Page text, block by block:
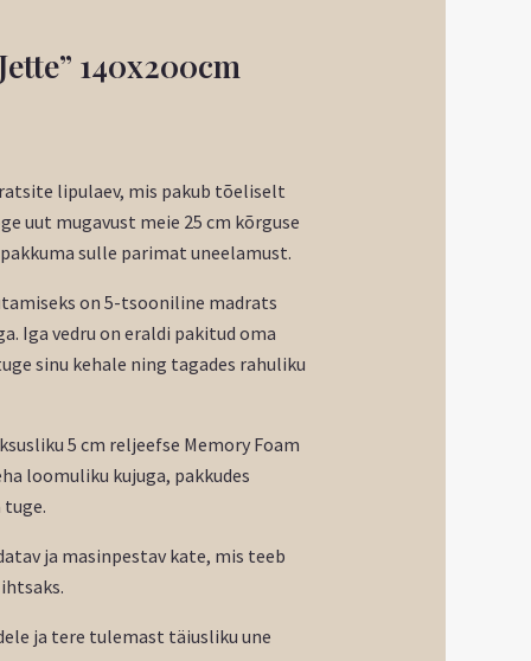
140x200cm
lipulaev, mis pakub tõeliselt
uut mugavust meie 25 cm kõrguse
sulle parimat uneelamust.
on 5-tsooniline madrats
Iga vedru on eraldi pakitud oma
sinu kehale ning tagades rahuliku
5 cm reljeefse Memory Foam
loomuliku kujuga, pakkudes
ja masinpestav kate, mis teeb
ja tere tulemast täiusliku une